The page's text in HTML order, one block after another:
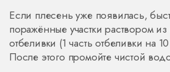
Если плесень уже появилась,
поражённые участки раствором
отбеливки (1 часть отбеливки на
После этого промойте чистой